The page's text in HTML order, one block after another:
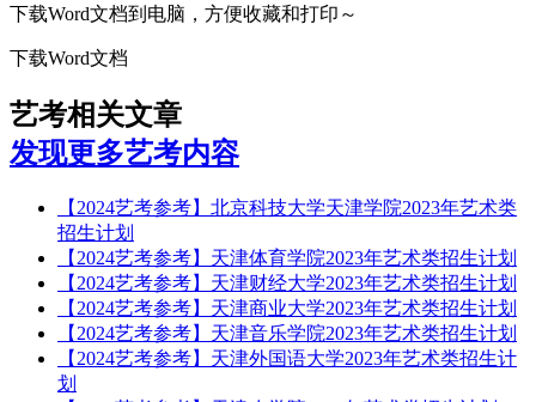
下载Word文档到电脑，方便收藏和打印～
下载Word文档
艺考相关文章
发现更多艺考内容
【2024艺考参考】北京科技大学天津学院2023年艺术类
招生计划
【2024艺考参考】天津体育学院2023年艺术类招生计划
【2024艺考参考】天津财经大学2023年艺术类招生计划
【2024艺考参考】天津商业大学2023年艺术类招生计划
【2024艺考参考】天津音乐学院2023年艺术类招生计划
【2024艺考参考】天津外国语大学2023年艺术类招生计
划